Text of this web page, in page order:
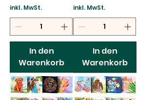
inkl. MwSt.
In den
Warenkorb
inkl. MwSt.
In den
Warenkorb